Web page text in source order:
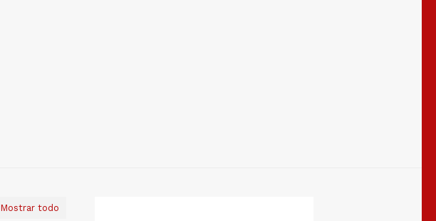
Mostrar todo